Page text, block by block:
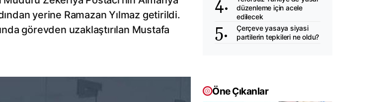
yerine Ramazan Yılmaz getirildi.
görevden uzaklaştırılan Mustafa
düzenleme için acele
edilecek
Çerçeve yasaya siyasi
partilerin tepkileri ne oldu?
Öne Çıkanlar